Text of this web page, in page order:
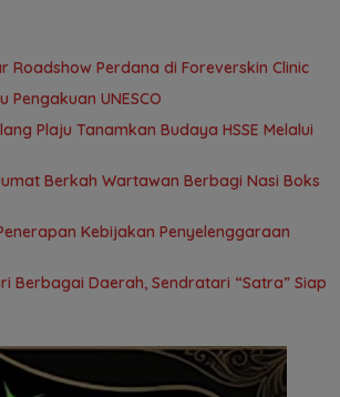
Roadshow Perdana di Foreverskin Clinic
Pengakuan UNESCO
Plaju Tanamkan Budaya HSSE Melalui
Berkah Wartawan Berbagi Nasi Boks
Kebijakan Penyelenggaraan
Berbagai Daerah, Sendratari “Satra” Siap